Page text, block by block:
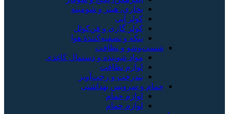
بخاری، هیتر و شومینه
کولر آبی
کولر گازی و فن‌کوئل
پنکه و تصفیه‌کنندهٔ هوا
شست‌وشو و نظافت
مواد شوینده و دستمال کاغذی
لوازم نظافت
بندرخت و رخت‌آویز
حمام و سرویس بهداشتی
لوازم حمام
لوازم حمام